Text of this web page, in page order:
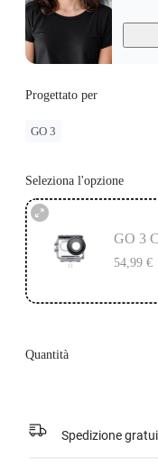
Progettato per
GO 3
Seleziona l'opzione
GO 3
54,99 €
Quantità
Spedizione